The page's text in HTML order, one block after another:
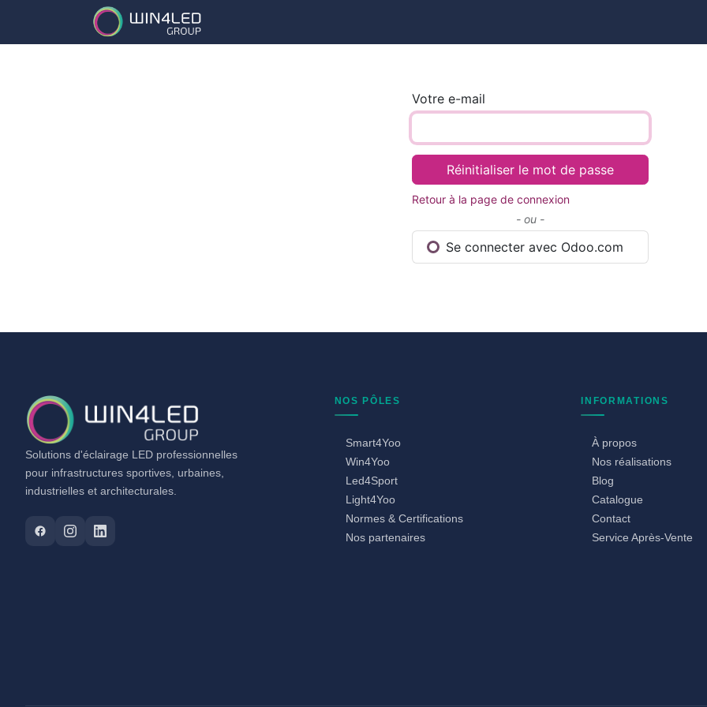
Votre e-mail
Réinitialiser le mot de passe
Retour à la page de connexion
- ou -
Se connecter avec Odoo.com
Solutions d'éclairage LED professionnelles
pour infrastructures sportives, urbaines,
industrielles et architecturales.
NOS PÔLES
Smart4Yoo
Win4Yoo
Led4Sport
Light4Yoo
Normes & Certifications
Nos partenaires
INFORMATIONS
À propos
Nos réalisations
Blog
Catalogue
Contact
Service Après-Vente